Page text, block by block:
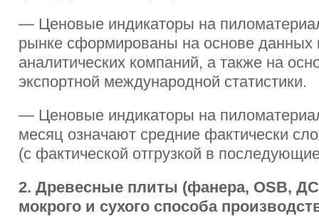
— Ценовые индикаторы на
рынке сформированы на основе
аналитических компаний, а также на
экспортной международной статистики.
— Ценовые индикаторы на
месяц означают средние фактически
(с фактической отгрузкой в
2. Древесные плиты (фанера, OSB,
мокрого и сухого способа